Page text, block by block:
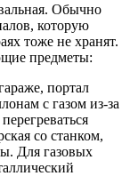
Обычно
которую
тоже не хранят.
предметы:
портал
с газом из-за
со станком,
Для газовых